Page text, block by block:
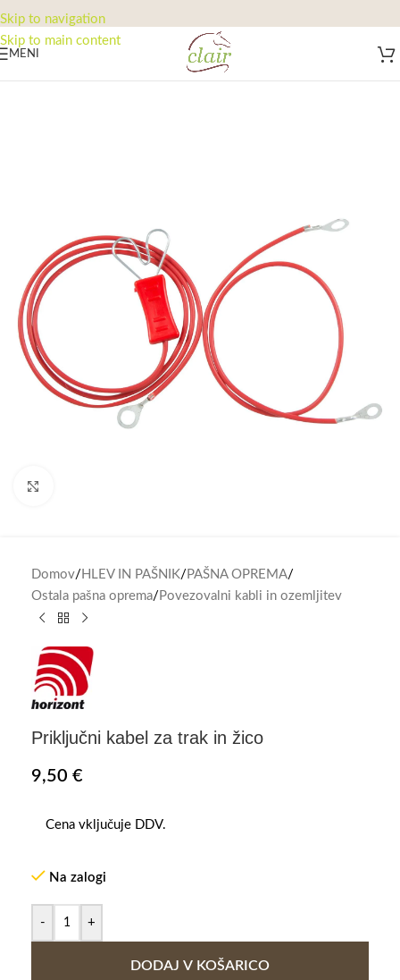
Skip to navigation
Skip to main content
MENI
Domov/ HLEV IN PAŠNIK/ PAŠNA OPREMA/
Ostala pašna oprema/ Povezovalni kabli in ozemljitev
Priključni kabel za trak in žico
9,50 €
Cena vključuje DDV.
Na zalogi
- +
DODAJ V KOŠARICO